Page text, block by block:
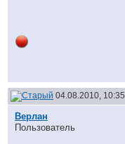
04.08.2010, 10:35
Верлан
Пользователь